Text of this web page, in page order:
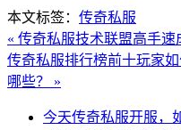
本文标签： 传奇私服
« 传奇私服技术联盟高手速
传奇私服排行榜前十玩家
哪些？ »
今天传奇私服开服，